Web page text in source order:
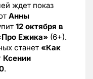
ждет показ
Анны
12 октября в
Ежика» (6+).
станет «Как
Ксении
.